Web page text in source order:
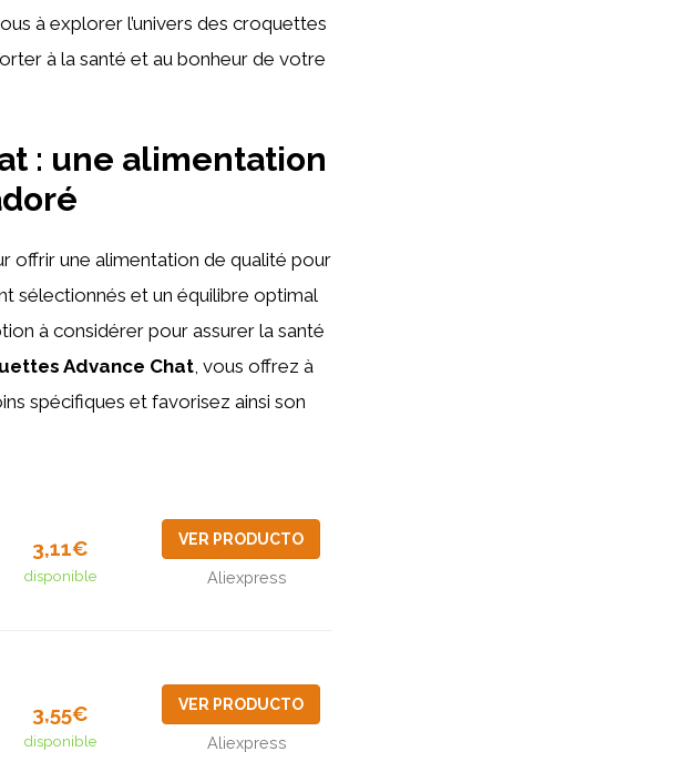
à explorer l’univers des croquettes
à la santé et au bonheur de votre
: une alimentation
offrir une alimentation de qualité pour
sélectionnés et un équilibre optimal
à considérer pour assurer la santé
Advance Chat, vous offrez à
spécifiques et favorisez ainsi son
3,11€
disponible
VER PRODUCTO
Aliexpress
3,55€
disponible
VER PRODUCTO
Aliexpress